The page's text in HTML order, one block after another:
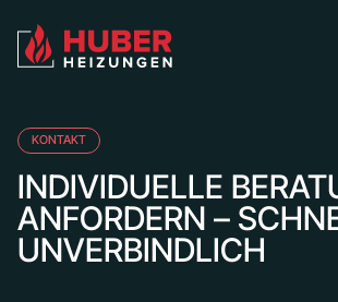
KONTAKT
INDIVIDUELLE
ANFORDERN –
UNVERBINDLICH